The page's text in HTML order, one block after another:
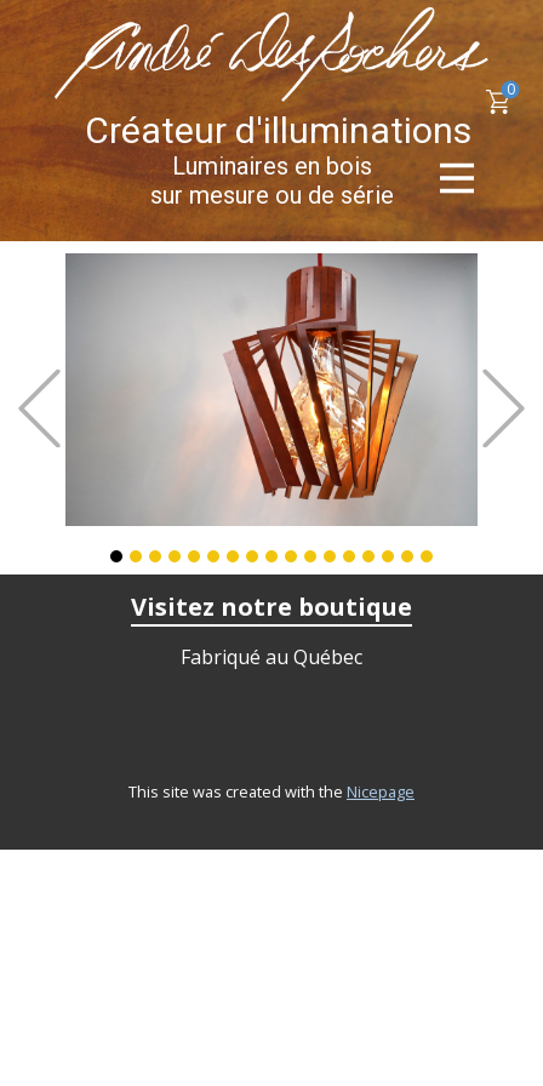
Créateur d'illuminations
Luminaires en bois
sur mesure ou de série
0
Visitez notre boutique
Fabriqué au Québec
This site was created with the Nicepage